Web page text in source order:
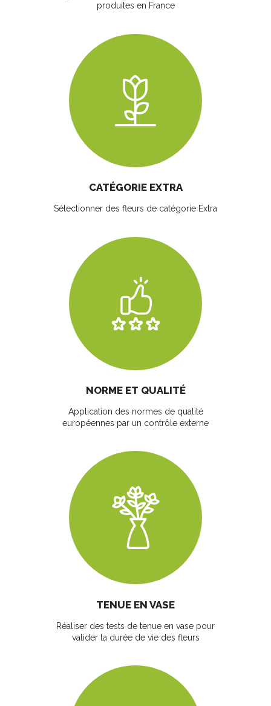
produites en France
CATÉGORIE EXTRA
Sélectionner des fleurs de catégorie Extra
NORME ET QUALITÉ
Application des normes de qualité
européennes par un contrôle externe
TENUE EN VASE
Réaliser des tests de tenue en vase pour
valider la durée de vie des fleurs